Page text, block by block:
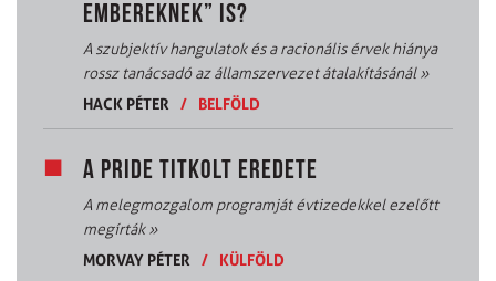
EMBEREKNEK” IS?
A szubjektív hangulatok és a racionális érvek hiánya
rossz tanácsadó az államszervezet átalakításánál»
HACK PÉTER
/ BELFÖLD
A PRIDE TITKOLT EREDETE
A melegmozgalom programját évtizedekkel ezelőtt
megírták»
MORVAY PÉTER
/ KÜLFÖLD